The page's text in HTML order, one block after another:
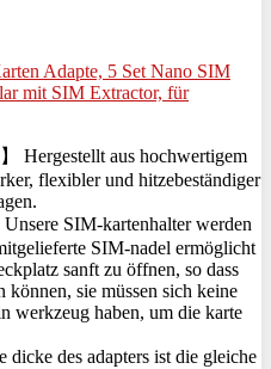
Adapte, 5 Set Nano SIM
mit SIM Extractor, für
Hergestellt aus hochwertigem
flexibler und hitzebeständiger
SIM-kartenhalter werden
SIM-nadel ermöglicht
sanft zu öffnen, so dass
können, sie müssen sich keine
werkzeug haben, um die karte
dicke des adapters ist die gleiche